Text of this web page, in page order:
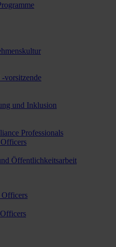
vorsitzende
und Inklusion
Professionals
Öffentlichkeitsarbeit